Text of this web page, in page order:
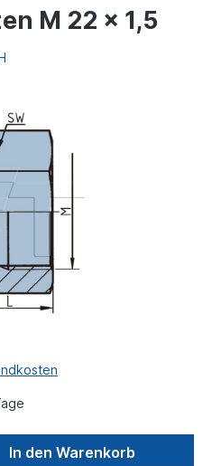
M 22 x 1,5
In den Warenkorb